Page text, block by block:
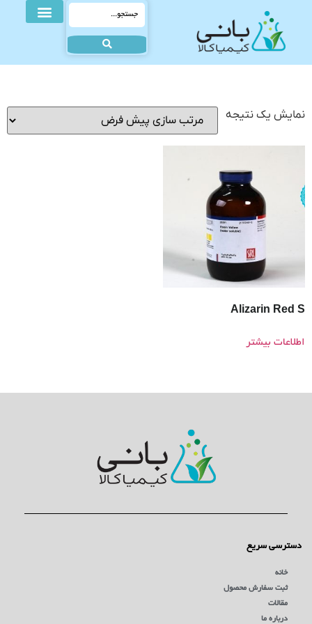
نمایش یک نتیجه
Alizarin Red S
اطلاعات بیشتر
دسترسی سریع
خانه
ثبت سفارش محصول
مقالات
درباره ما